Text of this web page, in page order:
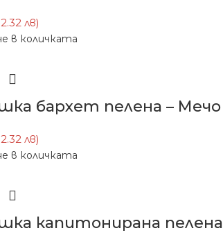
лв)
в количката
бархет пелена –
лв)
в количката
капитонирана